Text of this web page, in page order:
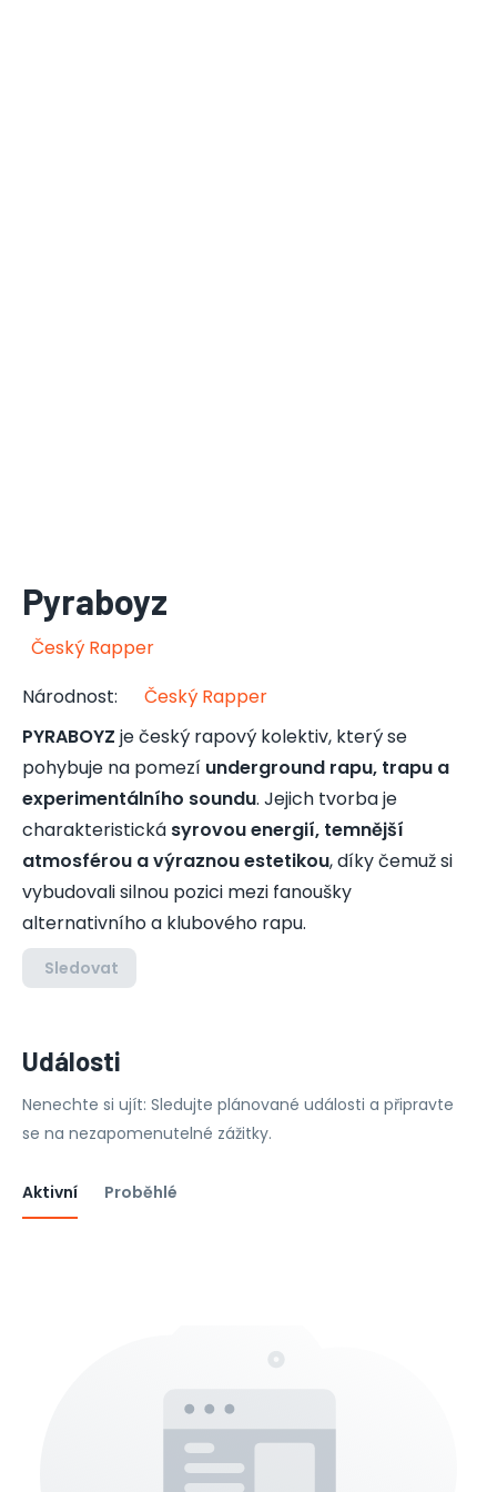
Pyraboyz
Český Rapper
Národnost:
Český Rapper
PYRABOYZ je český rapový kolektiv, který se
pohybuje na pomezí underground rapu, trapu a
experimentálního soundu. Jejich tvorba je
charakteristická syrovou energií, temnější
atmosférou a výraznou estetikou, díky čemuž si
vybudovali silnou pozici mezi fanoušky
alternativního a klubového rapu.
Sledovat
Události
Nenechte si ujít: Sledujte plánované události a připravte
se na nezapomenutelné zážitky.
Aktivní Proběhlé